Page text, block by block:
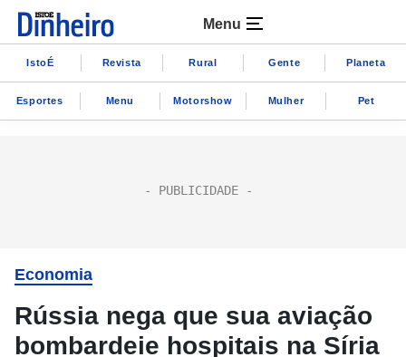
Menu
IstoÉ Revista Rural Gente Planeta
Esportes Menu Motorshow Mulher Pet
Economia
Rússia nega que sua aviação
bombardeie hospitais na Síria